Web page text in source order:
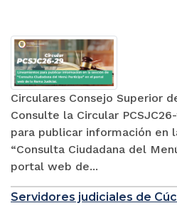
Circulares Consejo Superior
Consulte la Circular
para publicar información en
“Consulta Ciudadana del
portal web de...
Servidores judiciales de